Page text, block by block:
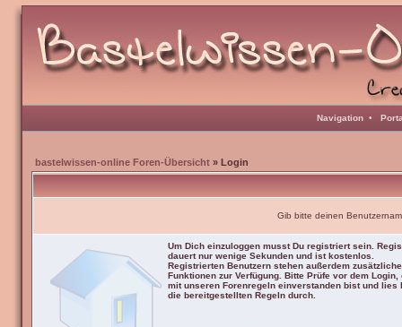
Navigation •
bastelwissen-online Foren-Übersicht » Login
Gib bitte deinen
Um Dich einzuloggen musst Du registriert sein.
dauert nur wenige Sekunden und ist kostenlos.
Registrierten Benutzern stehen außerdem zusätzliche
Funktionen zur Verfügung. Bitte Prüfe vor dem Login,
mit unseren Forenregeln einverstanden bist und lies
die bereitgestellten Regeln durch.